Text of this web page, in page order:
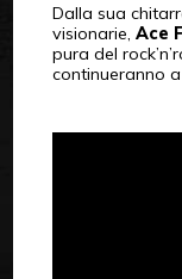
Dalla sua
visionarie, Ace
pura del
continueranno